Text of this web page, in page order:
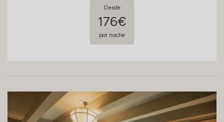
Desde
176€
por noche